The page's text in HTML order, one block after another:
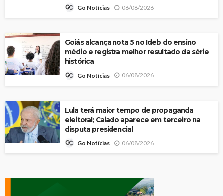
Go Notícias 06/08/2026
Goiás alcança nota 5 no Ideb do ensino
médio e registra melhor resultado da série
histórica
Go Notícias 06/08/2026
Lula terá maior tempo de propaganda
eleitoral; Caiado aparece em terceiro na
disputa presidencial
Go Notícias 06/08/2026